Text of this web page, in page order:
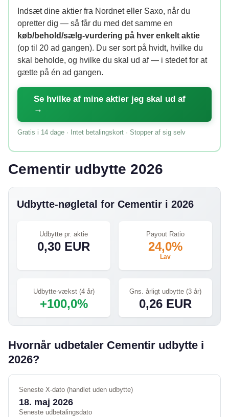
Indsæt dine aktier fra Nordnet eller Saxo, når du
opretter dig — så får du med det samme en
køb/behold/sælg-vurdering på hver enkelt aktie
(op til 20 ad gangen). Du ser sort på hvidt, hvilke du
skal beholde, og hvilke du skal ud af — i stedet for at
gætte på én ad gangen.
Se hvilke af mine aktier jeg skal ud af
→
Gratis i 14 dage · Intet betalingskort · Stopper af sig selv
Cementir udbytte 2026
Udbytte-nøgletal for Cementir i 2026
Udbytte pr. aktie
0,30 EUR
Payout Ratio
24,0%
Lav
Udbytte-vækst (4 år)
+100,0%
Gns. årligt udbytte (3 år)
0,26 EUR
Hvornår udbetaler Cementir udbytte i
2026?
Seneste X-dato (handlet uden udbytte)
18. maj 2026
Seneste udbetalingsdato